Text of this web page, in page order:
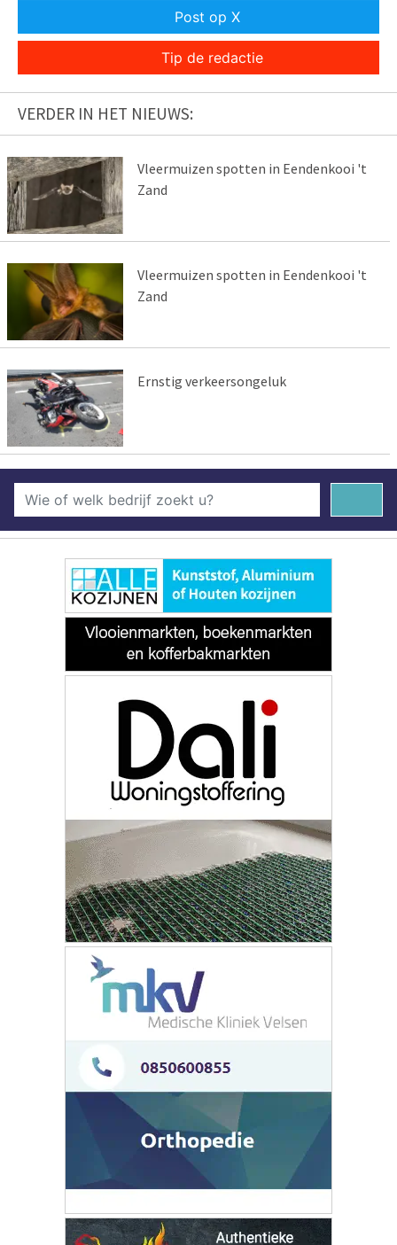
Post op X
Tip de redactie
VERDER IN HET NIEUWS:
Vleermuizen spotten in Eendenkooi 't
Zand
Vleermuizen spotten in Eendenkooi 't
Zand
Ernstig verkeersongeluk